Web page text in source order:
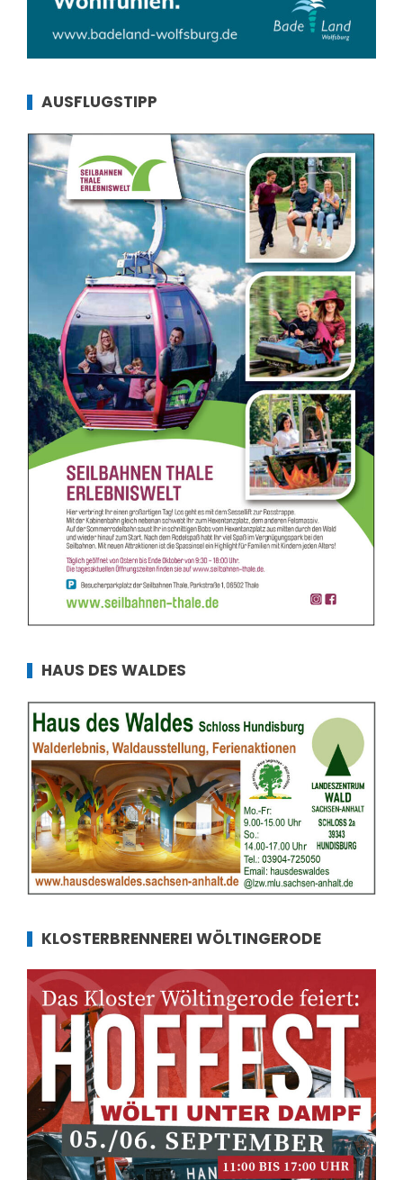
AUSFLUGSTIPP
HAUS DES WALDES
KLOSTERBRENNEREI WÖLTINGERODE